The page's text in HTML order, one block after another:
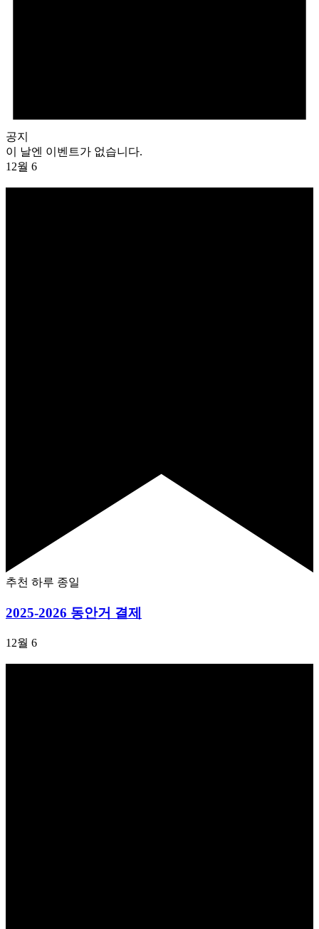
공지
이 날엔 이벤트가 없습니다.
12월 6
추천 하루 종일
2025-2026 동안거 결제
12월 6